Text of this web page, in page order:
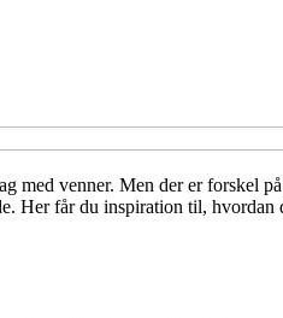
med venner. Men der er forskel
Her får du inspiration til, hvordan